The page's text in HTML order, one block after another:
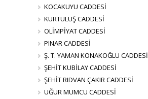
KOCAKUYU CADDESİ
KURTULUŞ CADDESİ
OLİMPİYAT CADDESİ
PINAR CADDESİ
Ş. T. YAMAN KONAKOĞLU CADDESİ
ŞEHİT KUBİLAY CADDESİ
ŞEHİT RIDVAN ÇAKIR CADDESİ
UĞUR MUMCU CADDESİ